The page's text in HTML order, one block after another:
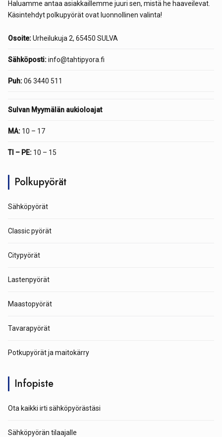
Haluamme antaa asiakkaillemme juuri sen, mistä he haaveilevat.
Käsintehdyt polkupyörät ovat luonnollinen valinta!
Osoite:Urheilukuja 2, 65450 SULVA
Sähköposti:info@tahtipyora.fi
Puh:06 3440 511
Sulvan Myymälän aukioloajat
MA: 10 – 17
TI – PE: 10 – 15
Polkupyörät
Sähköpyörät
Classic pyörät
Citypyörät
Lastenpyörät
Maastopyörät
Tavarapyörät
Potkupyörät ja maitokärry
Infopiste
Ota kaikki irti sähköpyörästäsi
Sähköpyörän tilaajalle